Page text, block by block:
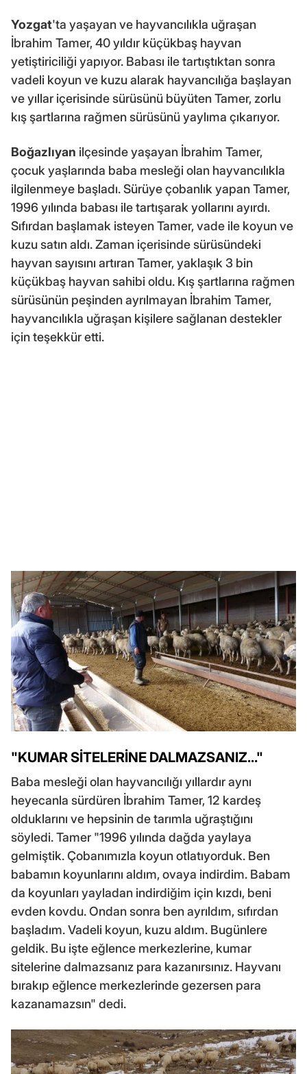
Yozgat'ta yaşayan ve hayvancılıkla uğraşan
İbrahim Tamer, 40 yıldır küçükbaş hayvan
yetiştiriciliği yapıyor. Babası ile tartıştıktan sonra
vadeli koyun ve kuzu alarak hayvancılığa başlayan
ve yıllar içerisinde sürüsünü büyüten Tamer, zorlu
kış şartlarına rağmen sürüsünü yaylıma çıkarıyor.
Boğazlıyan ilçesinde yaşayan İbrahim Tamer,
çocuk yaşlarında baba mesleği olan hayvancılıkla
ilgilenmeye başladı. Sürüye çobanlık yapan Tamer,
1996 yılında babası ile tartışarak yollarını ayırdı.
Sıfırdan başlamak isteyen Tamer, vade ile koyun ve
kuzu satın aldı. Zaman içerisinde sürüsündeki
hayvan sayısını artıran Tamer, yaklaşık 3 bin
küçükbaş hayvan sahibi oldu. Kış şartlarına rağmen
sürüsünün peşinden ayrılmayan İbrahim Tamer,
hayvancılıkla uğraşan kişilere sağlanan destekler
için teşekkür etti.
"KUMAR SİTELERİNE DALMAZSANIZ..."
Baba mesleği olan hayvancılığı yıllardır aynı
heyecanla sürdüren İbrahim Tamer, 12 kardeş
olduklarını ve hepsinin de tarımla uğraştığını
söyledi. Tamer "1996 yılında dağda yaylaya
gelmiştik. Çobanımızla koyun otlatıyorduk. Ben
babamın koyunlarını aldım, ovaya indirdim. Babam
da koyunları yayladan indirdiğim için kızdı, beni
evden kovdu. Ondan sonra ben ayrıldım, sıfırdan
başladım. Vadeli koyun, kuzu aldım. Bugünlere
geldik. Bu işte eğlence merkezlerine, kumar
sitelerine dalmazsanız para kazanırsınız. Hayvanı
bırakıp eğlence merkezlerinde gezersen para
kazanamazsın" dedi.